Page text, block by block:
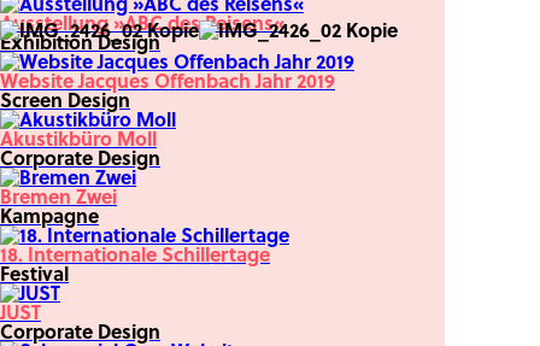
Ausstellung »ABC des Reisens«
Exhibition Design
Website Jacques Offenbach Jahr 2019
Screen Design
Akustikbüro Moll
Corporate Design
Bremen Zwei
Kampagne
18. Internationale Schillertage
Festival
JUST
Corporate Design